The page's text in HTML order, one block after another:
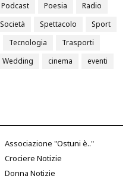
Podcast Poesia
Radio
Società Spettacolo
Sport
Tecnologia
Trasporti
Wedding cinema
eventi
Associazione "Ostuni è.."
Crociere Notizie
Donna Notizie